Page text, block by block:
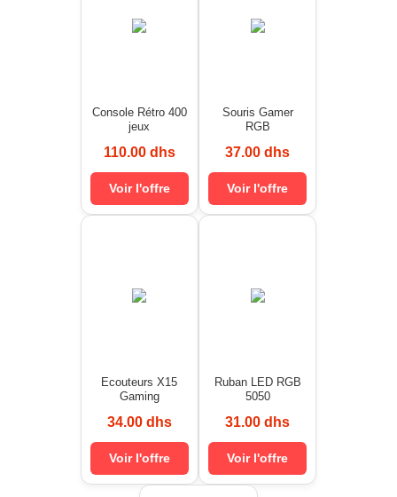
Console Rétro 400
jeux
110.00 dhs
Voir l'offre
Souris Gamer
RGB
37.00 dhs
Voir l'offre
Ecouteurs X15
Gaming
34.00 dhs
Voir l'offre
Ruban LED RGB
5050
31.00 dhs
Voir l'offre